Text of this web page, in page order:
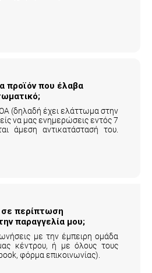
προϊόν που έλαβα
(δηλαδή έχει ελάττωμα στην
να μας ενημερώσεις εντός 7
άμεση αντικατάστασή του.
σε περίπτωση
παραγγελία μου;
με την έμπειρη ομάδα
κέντρου, ή με όλους τους
φόρμα επικοινωνίας).